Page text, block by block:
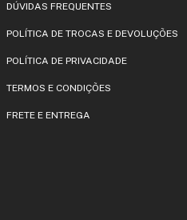
DÚVIDAS FREQUENTES
POLÍTICA DE TROCAS E DEVOLUÇÕES
POLÍTICA DE PRIVACIDADE
TERMOS E CONDIÇÕES
FRETE E ENTREGA